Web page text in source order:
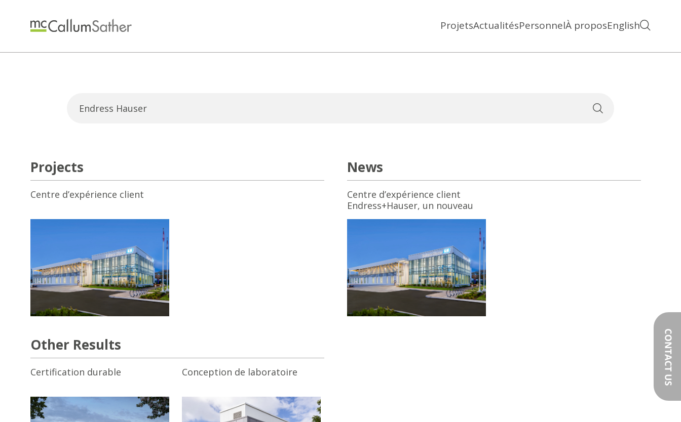
ProjetsActualitésPersonnelÀ proposEnglish
Projects
Centre d’expérience client
News
Centre d’expérience client
Endress+Hauser, un nouveau
standard zéro net
Other Results
Certification durable Conception de laboratoire